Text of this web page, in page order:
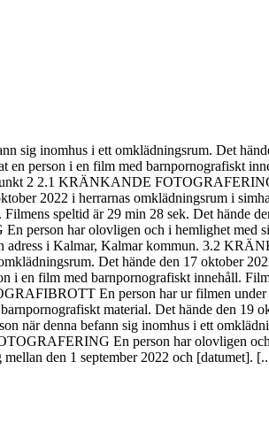
sig inomhus i ett omklädningsrum. Det
person i en film med barnpornografiskt
2 2.1 KRÄNKANDE
2022 i herrarnas omklädningsrum i
speltid är 29 min 28 sek. Det hände
person har olovligen och i hemlighet med
adress i Kalmar, Kalmar kommun. 3.2
Det hände den 17 oktober
en film med barnpornografiskt innehåll.
En person har ur filmen
material. Det hände den 19
denna befann sig inomhus i ett
En person har olovligen
den 1 september 2022 och [datumet].